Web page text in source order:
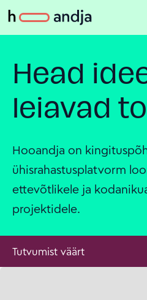
Head
leiavad
Hooandja on
ühisrahastusplatvorm
ettevõtlikele ja
projektidele.
Tutvumist väärt